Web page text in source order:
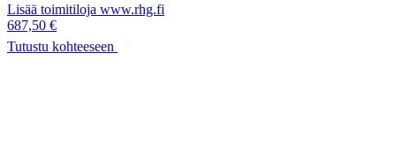
Lisää toimitiloja www.rhg.fi
687,50 €
Tutustu kohteeseen